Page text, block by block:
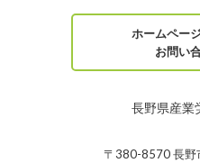
ホームペー
お問い
長野県産業
〒380-8570 長野